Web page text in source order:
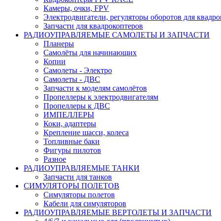
Камеры, очки, FPV
Электродвигатели, регуляторы оборотов для
Запчасти для квадрокоптеров
РАДИОУПРАВЛЯЕМЫЕ САМОЛЕТЫ И ЗАПЧАСТИ
Планеры
Самолёты для начинающих
Копии
Самолеты - Электро
Самолеты - ДВС
Запчасти к моделям самолётов
Пропеллеры к электродвигателям
Пропеллеры к ДВС
ИМПЕЛЛЕРЫ
Коки, адаптеры
Крепление шасси, колеса
Топливные баки
Фигуры пилотов
Разное
РАДИОУПРАВЛЯЕМЫЕ ТАНКИ
Запчасти для танков
СИМУЛЯТОРЫ ПОЛЕТОВ
Симуляторы полетов
Кабели для симуляторов
РАДИОУПРАВЛЯЕМЫЕ ВЕРТОЛЕТЫ И ЗАПЧАСТИ